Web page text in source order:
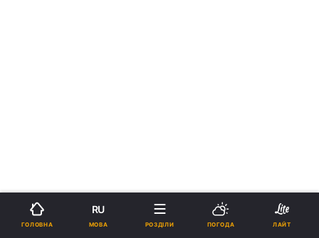
ГОЛОВНА
RU
МОВА РОЗДІЛИ ПОГОДА ЛАЙТ